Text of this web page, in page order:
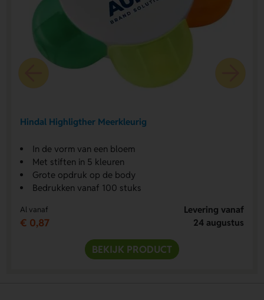
Hindal Highligther Meerkleurig
In de vorm van een bloem
Met stiften in 5 kleuren
Grote opdruk op de body
Bedrukken vanaf 100 stuks
Al vanaf
€ 0,87
Levering vanaf
24 augustus
BEKIJK PRODUCT